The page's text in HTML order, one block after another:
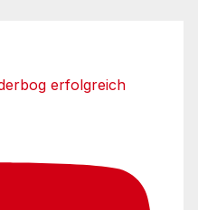
erfolgreich